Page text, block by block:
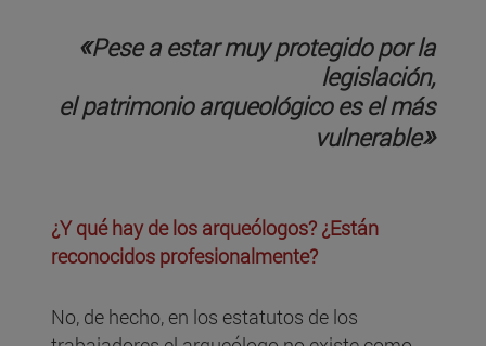
«Pese a estar muy protegido por la
legislación,
el patrimonio arqueológico es el más
vulnerable»
¿Y qué hay de los arqueólogos? ¿Están
reconocidos profesionalmente?
No, de hecho, en los estatutos de los